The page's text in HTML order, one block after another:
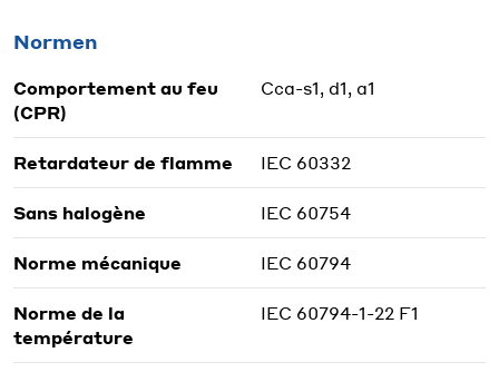
Normen
Comportement au feu
(CPR)
Cca-s1, d1, a1
Retardateur de flamme IEC 60332
Sans halogène IEC 60754
Norme mécanique IEC 60794
Norme de la
température
IEC 60794-1-22 F1